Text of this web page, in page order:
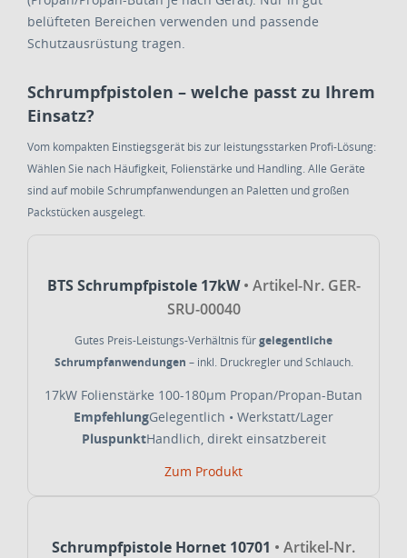
belüfteten Bereichen verwenden und passende
Schutzausrüstung tragen.
Schrumpfpistolen – welche passt zu Ihrem
Einsatz?
Vom kompakten Einstiegsgerät bis zur leistungsstarken Profi-Lösung:
Wählen Sie nach Häufigkeit, Folienstärke und Handling. Alle Geräte
sind auf mobile Schrumpfanwendungen an Paletten und großen
Packstücken ausgelegt.
BTS Schrumpfpistole 17kW• Artikel-Nr. GER-
SRU-00040
Gutes Preis-Leistungs-Verhältnis fürgelegentliche
Schrumpfanwendungen – inkl. Druckregler und Schlauch.
17kW Folienstärke 100-180µm Propan/Propan-Butan
EmpfehlungGelegentlich • Werkstatt/Lager
PluspunktHandlich, direkt einsatzbereit
Zum Produkt
Schrumpfpistole Hornet 10701 • Artikel-Nr.